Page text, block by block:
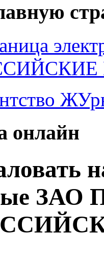
онлайн
ЗАО